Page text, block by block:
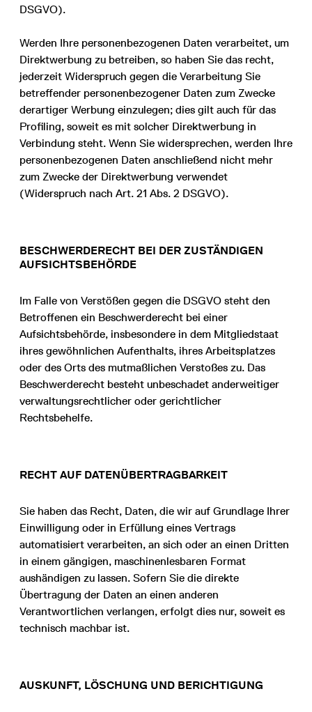
DSGVO).
Werden Ihre personenbezogenen Daten verarbeitet, um
Direktwerbung zu betreiben, so haben Sie das recht,
jederzeit Widerspruch gegen die Verarbeitung Sie
betreffender personenbezogener Daten zum Zwecke
derartiger Werbung einzulegen; dies gilt auch für das
Profiling, soweit es mit solcher Direktwerbung in
Verbindung steht. Wenn Sie widersprechen, werden Ihre
personenbezogenen Daten anschließend nicht mehr
zum Zwecke der Direktwerbung verwendet
(Widerspruch nach Art. 21 Abs. 2 DSGVO).
BESCHWERDERECHT BEI DER ZUSTÄNDIGEN
AUFSICHTSBEHÖRDE
Im Falle von Verstößen gegen die DSGVO steht den
Betroffenen ein Beschwerderecht bei einer
Aufsichtsbehörde, insbesondere in dem Mitgliedstaat
ihres gewöhnlichen Aufenthalts, ihres Arbeitsplatzes
oder des Orts des mutmaßlichen Verstoßes zu. Das
Beschwerderecht besteht unbeschadet anderweitiger
verwaltungsrechtlicher oder gerichtlicher
Rechtsbehelfe.
RECHT AUF DATENÜBERTRAGBARKEIT
Sie haben das Recht, Daten, die wir auf Grundlage Ihrer
Einwilligung oder in Erfüllung eines Vertrags
automatisiert verarbeiten, an sich oder an einen Dritten
in einem gängigen, maschinenlesbaren Format
aushändigen zu lassen. Sofern Sie die direkte
Übertragung der Daten an einen anderen
Verantwortlichen verlangen, erfolgt dies nur, soweit es
technisch machbar ist.
AUSKUNFT, LÖSCHUNG UND BERICHTIGUNG